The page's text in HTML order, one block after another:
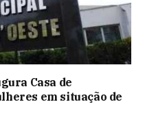
Casa de
em situação de